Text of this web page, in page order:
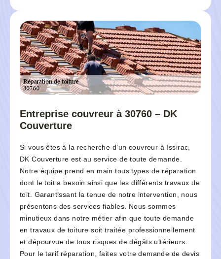
Entreprise couvreur à 30760 – DK
Couverture
Si vous êtes à la recherche d’un couvreur à Issirac,
DK Couverture est au service de toute demande.
Notre équipe prend en main tous types de réparation
dont le toit a besoin ainsi que les différents travaux de
toit. Garantissant la tenue de notre intervention, nous
présentons des services fiables. Nous sommes
minutieux dans notre métier afin que toute demande
en travaux de toiture soit traitée professionnellement
et dépourvue de tous risques de dégâts ultérieurs.
Pour le tarif réparation, faites votre demande de devis